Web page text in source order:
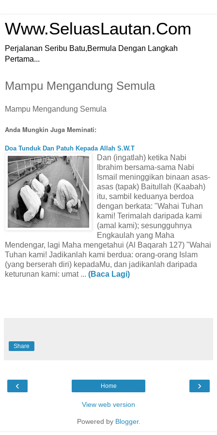
Www.SeluasLautan.Com
Perjalanan Seribu Batu,Bermula Dengan Langkah
Pertama...
Mampu Mengandung Semula
Mampu Mengandung Semula
Anda Mungkin Juga Meminati:
Doa Tunduk Dan Patuh Kepada Allah S.W.T
Dan (ingatlah) ketika Nabi
Ibrahim bersama-sama Nabi
Ismail meninggikan binaan asas-
asas (tapak) Baitullah (Kaabah)
itu, sambil keduanya berdoa
dengan berkata: "Wahai Tuhan
kami! Terimalah daripada kami
(amal kami); sesungguhnya
Engkaulah yang Maha
Mendengar, lagi Maha mengetahui (Al Baqarah 127) "Wahai
Tuhan kami! Jadikanlah kami berdua: orang-orang Islam
(yang berserah diri) kepadaMu, dan jadikanlah daripada
keturunan kami: umat ... (Baca Lagi)
Share
‹ ›
Home
View web version
Powered by Blogger.